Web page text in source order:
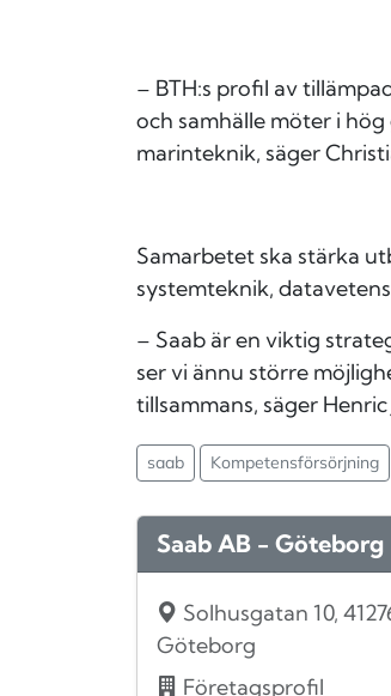
– BTH:s profil av
och samhälle möter i
marinteknik, säger
Samarbetet ska stärka
systemteknik,
– Saab är en viktig
ser vi ännu större
tillsammans, säger
saab Kompetensförsörjning
Saab AB - Göteborg
Solhusgatan 10,
Göteborg
Företagsprofil